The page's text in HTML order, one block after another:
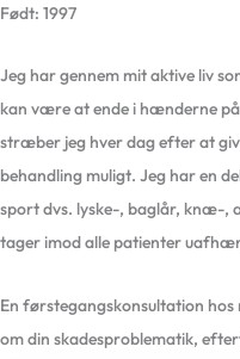
Født: 1997
Jeg har gennem mit aktive liv
kan være at ende i hænderne
stræber jeg hver dag efter at
behandling muligt. Jeg har en
sport dvs. lyske-, baglår, knæ-,
tager imod alle patienter
En førstegangskonsultation
om din skadesproblematik,